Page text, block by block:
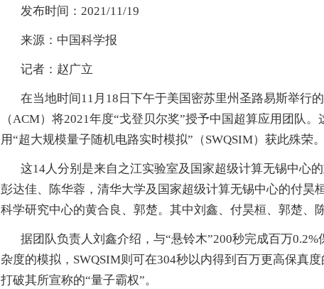
发布时间：2021/11/19
来源：中国科学报
记者：赵广立
在当地时间11月18日下午于美国密苏里州圣路易斯举行
（ACM）将2021年度“戈登贝尔奖”授予中国超算应用团队
用“超大规模量子随机电路实时模拟”（SWQSIM）获此殊荣。
这14人分别是来自之江实验室及国家超级计算无锡中心
彭达佳、陈华蓉，清华大学及国家超级计算无锡中心的付昊
科学研究中心的黄合良、郭楚。其中刘鑫、付昊桓、郭楚、
据团队负责人刘鑫介绍，与“悬铃木”200秒完成百万
杂度的模拟，SWQSIM则可在304秒以内得到百万更高保真
打破其所宣称的“量子霸权”。